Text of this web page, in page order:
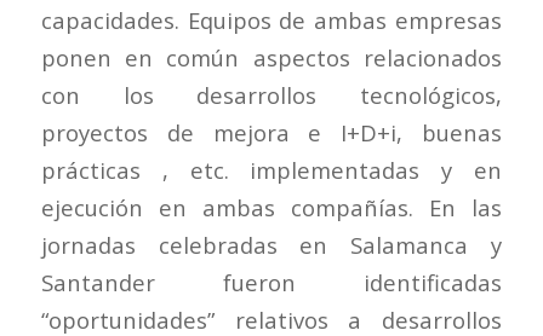
capacidades. Equipos de ambas empresas
ponen en común aspectos relacionados
con los desarrollos tecnológicos,
proyectos de mejora e I+D+i, buenas
prácticas , etc. implementadas y en
ejecución en ambas compañías. En las
jornadas celebradas en Salamanca y
Santander fueron identificadas
“oportunidades” relativos a desarrollos